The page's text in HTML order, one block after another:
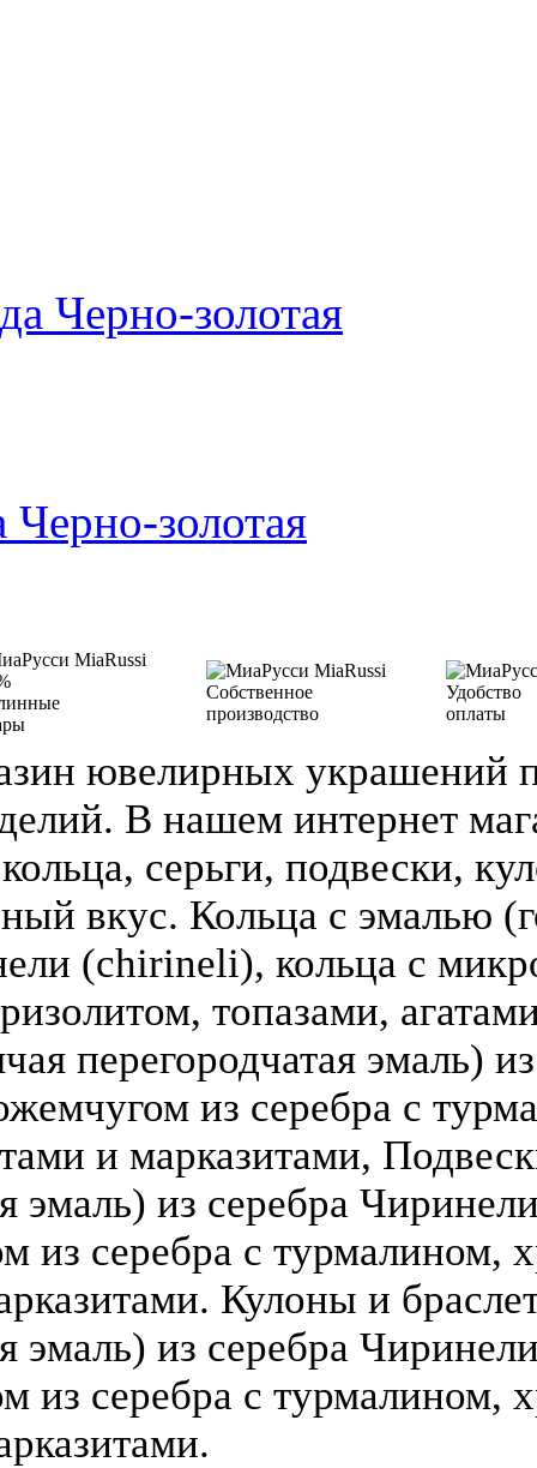
Черно-золотая
золотая
Собственное
производство
Удобство
оплаты
ювелирных украшений
В нашем интернет
серьги, подвески,
вкус. Кольца с эмалью
(chirineli), кольца с
топазами,
перегородчатая эмаль)
из серебра с
и марказитами,
эмаль) из серебра
из серебра с турмалином,
Кулоны и
эмаль) из серебра
из серебра с турмалином,